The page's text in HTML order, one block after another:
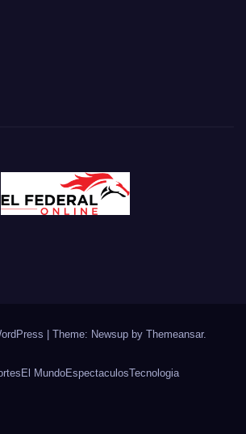
| Theme: Newsup by Themeansar.
El MundoEspectaculosTecnologia